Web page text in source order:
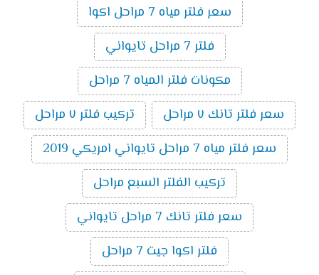
سعر فلتر مياه 7 مراحل اكوا
فلتر 7 مراحل تايواني
مكونات فلتر المياه 7 مراحل
سعر فلتر تانك ٧ مراحل
تركيب فلتر ٧ مراحل
سعر فلتر مياه 7 مراحل تايواني امريكي 2019
تركيب الفلتر السبع مراحل
سعر فلتر تانك 7 مراحل تايواني
فلتر اكوا جيت 7 مراحل